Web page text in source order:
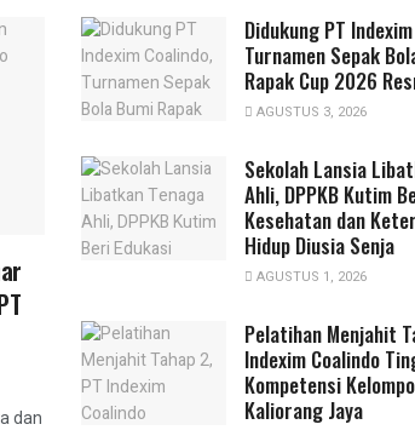
dan
Didukung PT
Turnamen Sepak
Rapak Cup 2026
AGUSTUS 3, 2026
Sekolah Lansia
Ahli, DPPKB Kutim
Kesehatan dan
Hidup Diusia Senja
AGUSTUS 1, 2026
Pelatihan Menjahit
Indexim Coalindo
Kompetensi
Kaliorang Jaya